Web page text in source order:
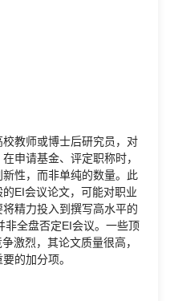
教师或博士后研究员，对
申请基金、评定职称时，
性，而非单纯的数量。此
EI会议论文，可能对职业
精力投入到撰写高水平的
非全盘否定EI会议。一些顶
激烈，其论文质量很高，
的加分项。